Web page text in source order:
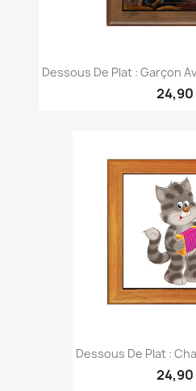
Dessous De Plat : Garçon
24,90
Dessous De Plat :
24,90